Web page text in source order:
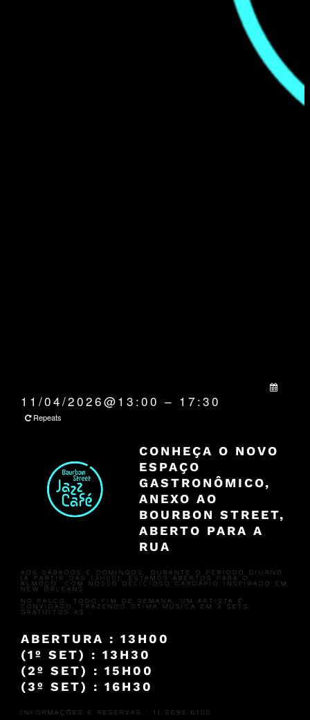
11/04/2026@13:00 – 17:30
Repeats
CONHEÇA O NOVO
ESPAÇO
GASTRONÔMICO,
ANEXO AO
BOURBON STREET,
ABERTO PARA A
RUA
AOS SÁBADOS E DOMINGOS, DURANTE O PERÍODO DIURNO
(A PARTIR DAS 13H00), ESTAMOS ABERTOS PARA O
ALMOÇO, COM NOSSO DELICIOSO CARDÁPIO INSPIRADO EM
NEW ORLEANS.
NO PALCO, TODO FIM DE SEMANA, UM ARTISTA É
CONVIDADO, TRAZENDO ÓTIMA MÚSICA EM 3 SETS
GRATUITOS AS :
ABERTURA : 13H00
(1º SET) : 13H30
(2º SET) : 15H00
(3º SET) : 16H30
INFORMAÇÕES E RESERVAS : 11.5095.6100